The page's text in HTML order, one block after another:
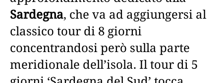
Sardegna, che va ad aggiungersi al
classico tour di 8 giorni
concentrandosi però sulla parte
meridionale dell’isola. Il tour di 5